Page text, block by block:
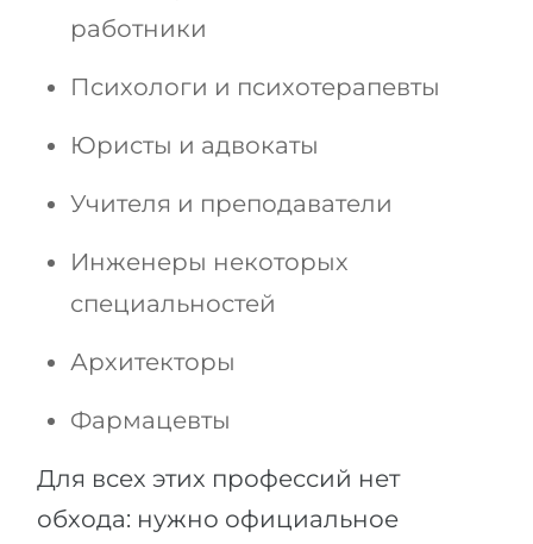
работники
Психологи и психотерапевты
Юристы и адвокаты
Учителя и преподаватели
Инженеры некоторых
специальностей
Архитекторы
Фармацевты
Для всех этих профессий нет
обхода: нужно официальное